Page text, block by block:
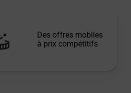
Des offres mobiles
à prix compétitifs